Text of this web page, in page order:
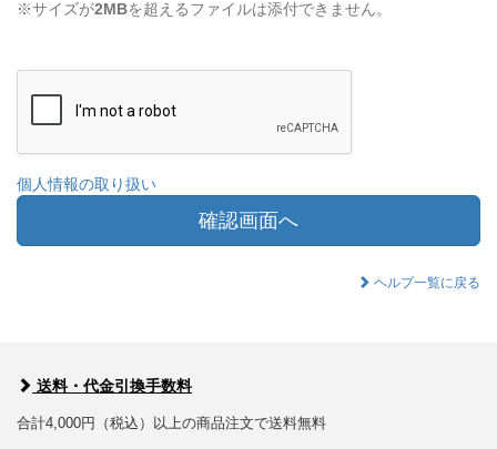
※サイズが2MBを超えるファイルは添付できません。
個人情報の取り扱い
確認画面へ
ヘルプ一覧に戻る
送料・代金引換手数料
合計4,000円（税込）以上の商品注文で送料無料